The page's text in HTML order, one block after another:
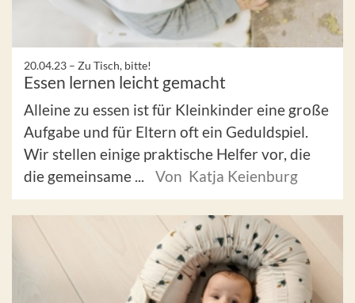
20.04.23 – Zu Tisch, bitte!
Essen lernen leicht gemacht
Alleine zu essen ist für Kleinkinder eine große
Aufgabe und für Eltern oft ein Geduldspiel.
Wir stellen einige praktische Helfer vor, die
die gemeinsame ...
Von Katja Keienburg